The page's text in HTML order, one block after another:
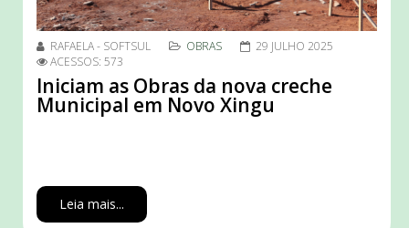
RAFAELA - SOFTSUL OBRAS
29 JULHO 2025
ACESSOS: 573
Iniciam as Obras da nova creche
Municipal em Novo Xingu
Leia mais...